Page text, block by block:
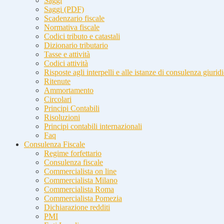
Saggi (PDF)
Scadenzario fiscale
Normativa fiscale
Codici tributo e catastali
Dizionario tributario
Tasse e attività
Codici attività
Risposte agli interpelli e alle istanze di consulenza
Ritenute
Ammortamento
Circolari
Principi Contabili
Risoluzioni
Principi contabili internazionali
Faq
Consulenza Fiscale
Regime forfettario
Consulenza fiscale
Commercialista on line
Commercialista Milano
Commercialista Roma
Commercialista Pomezia
Dichiarazione redditi
PMI